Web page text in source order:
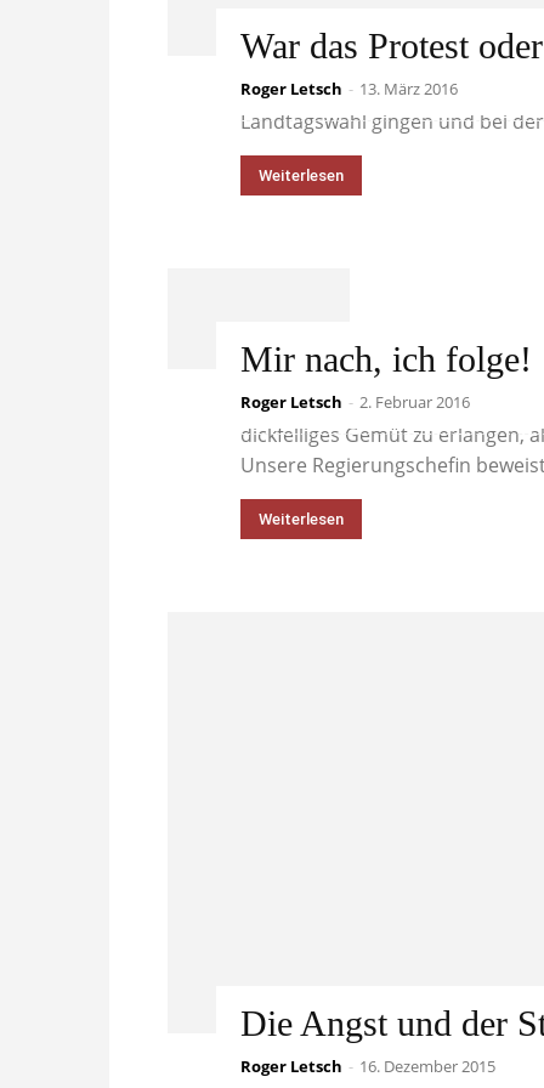
War das Protest
Roger Letsch - 13. März 2016
Die Zahl des Tages: 40% Das ist
Landtagswahl gingen und bei
Weiterlesen
Mir nach, ich folge!
Roger Letsch - 2. Februar 2016
Bei den rebellischen Galliern
dickfelliges Gemüt zu erlangen,
Unsere Regierungschefin
Weiterlesen
Die Angst und der
Roger Letsch - 16. Dezember 2015
Eigentlich müsste der Titel ja